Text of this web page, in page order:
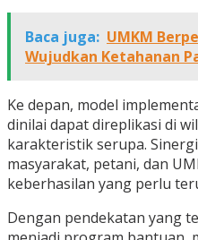
Baca juga: UMKM
Wujudkan Ketahanan
Ke depan, model
dinilai dapat direplikasi di
karakteristik serupa.
masyarakat, petani, dan
keberhasilan yang perlu
Dengan pendekatan yang